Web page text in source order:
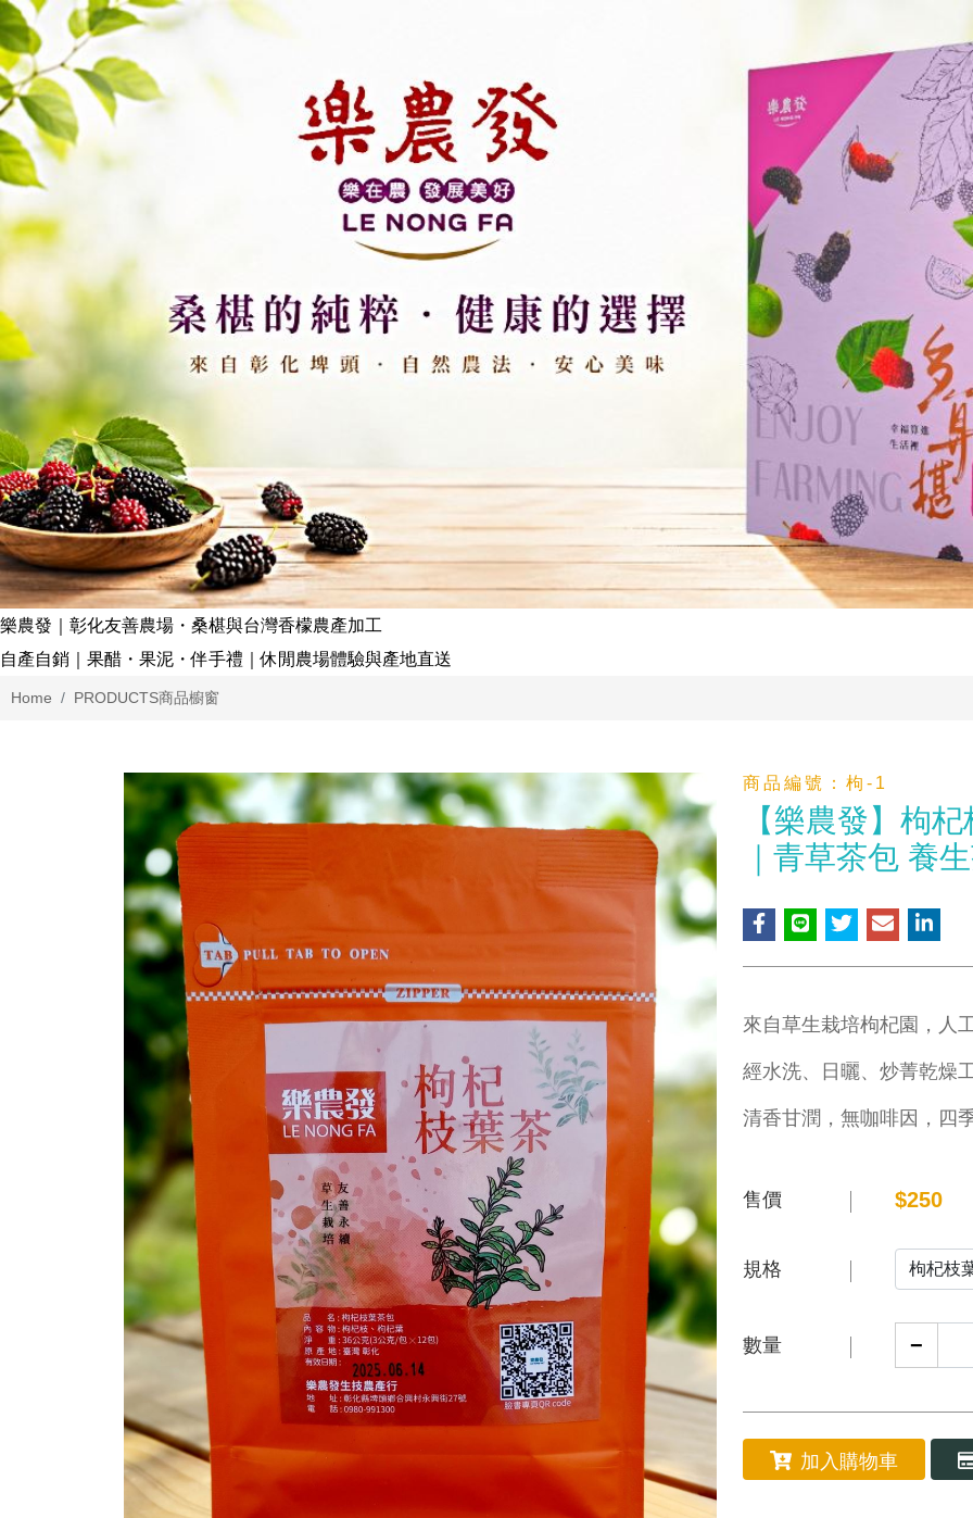
樂農發｜彰化友善農場・桑椹與台灣香檬農產加工
自產自銷｜果醋・果泥・伴手禮｜休閒農場體驗與產地直送
Home PRODUCTS商品櫥窗
商品編號： 枸-1
【樂農發】枸
｜青草茶包 養
來自草生栽培枸杞園，人
經水洗、日曬、炒菁乾燥
清香甘潤，無咖啡因，四
售價 $250
規格
數量 −
加入購物車